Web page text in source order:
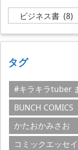
テ
ゴ
ー
タグ
#キラキラtuber
BUNCH COMICS
かたおかみさお
コミックエッセイ